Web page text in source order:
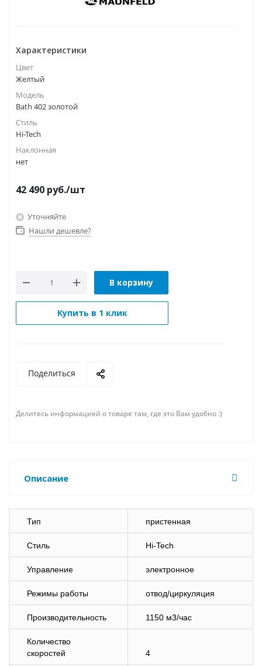
Характеристики
Цвет
Желтый
Модель
Bath 402 золотой
Стиль
Hi-Tech
Наклонная
нет
42 490 руб./шт
Уточняйте
Нашли дешевле?
В корзину
Купить в 1 клик
Поделиться
Делитесь информацией о товаре там, где это Вам удобно :)
Описание
Тип пристенная
Стиль Hi-Tech
Управление электронное
Режимы работы отвод/циркуляция
Производительность 1150 м3/час
Количество
скоростей
4